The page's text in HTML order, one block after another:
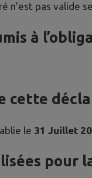
n’est pas valide
à
cette
le 31 Juillet
pour